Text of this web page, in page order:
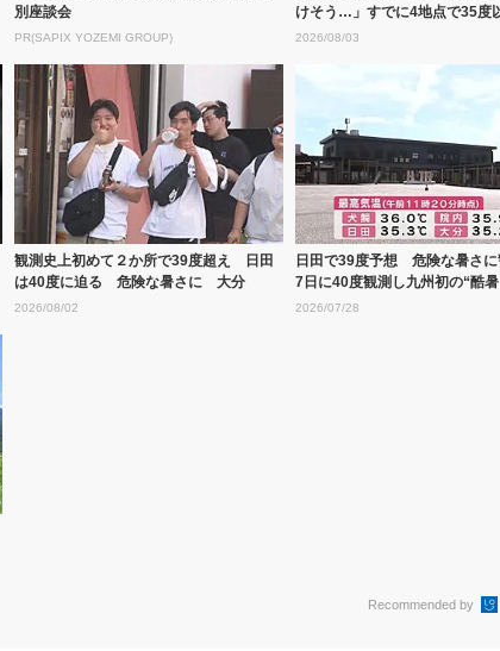
別座談会
PR(SAPIX YOZEMI GROUP)
けそう…」すでに4地点で35度
日...
2026/08/03
観測史上初めて２か所で39度超え 日田
は40度に迫る 危険な暑さに 大分
2026/08/02
日田で39度予想 危険な暑さ
7日に40度観測し九州初の“酷
2026/07/28
Recommended by